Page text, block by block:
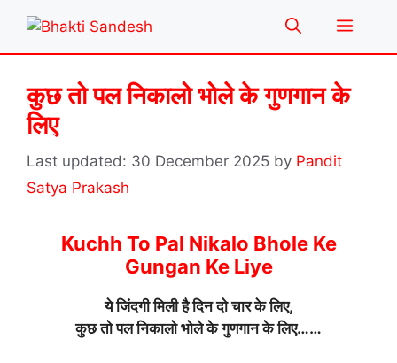
content
Menu
कुछ तो पल निकालो भोले के गुणगान के
लिए
30 December 2025 by Pandit
Satya Prakash
Kuchh To Pal Nikalo Bhole Ke
Gungan Ke Liye
ये जिंदगी मिली है दिन दो चार के लिए,
कुछ तो पल निकालो भोले के गुणगान के लिए……